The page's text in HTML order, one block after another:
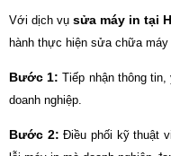
Với dịch vụsửa máy in tại
hành thực hiện sửa chữa
Bước 1: Tiếp nhận thông
doanh nghiệp.
Bước 2: Điều phối kỹ thuật